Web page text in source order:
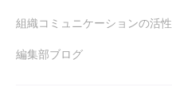
組織コミュニケーションの活性
編集部ブログ